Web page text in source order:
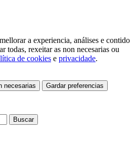
a experiencia, análises e contido
todas, rexeitar as non necesarias ou
de cookies e privacidade.
necesarias Gardar preferencias
Buscar